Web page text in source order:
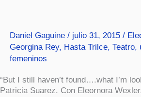
Daniel Gaguine / julio 31, 2015 /
Georgina Rey, Hasta Trilce, Teatro,
femeninos
“But I still haven’t found….what I’m
Patricia Suarez. Con Eleornora